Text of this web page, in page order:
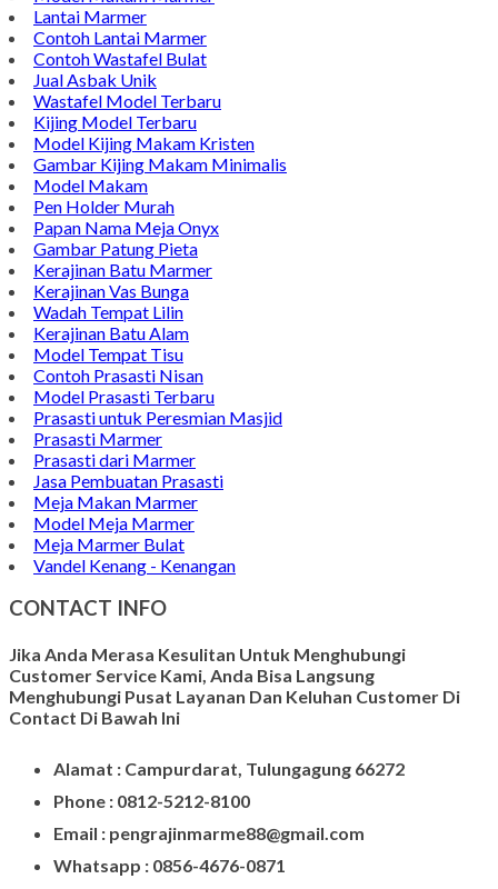
TENTANG KAMI
Bintang Antik Sejahtera merupakan situs online pengrajin
marmer yang tergabung dalam Group Bintang Antik
Sejahtera layanan yang terpercaya sejak tahun 2009 dan
terdapat lebih dari 50 orang pengrajin yang memiliki
keahlian tersendiri dibidang pengolahan marmer.
Kijing Makam
Kijing Marmer Bokoran
Model Makam Marmer
Lantai Marmer
Contoh Lantai Marmer
Contoh Wastafel Bulat
Jual Asbak Unik
Wastafel Model Terbaru
Kijing Model Terbaru
Model Kijing Makam Kristen
Gambar Kijing Makam Minimalis
Model Makam
Pen Holder Murah
Papan Nama Meja Onyx
Gambar Patung Pieta
Kerajinan Batu Marmer
Kerajinan Vas Bunga
Wadah Tempat Lilin
Kerajinan Batu Alam
Model Tempat Tisu
Model Prasasti Terbaru
Prasasti untuk Peresmian Masjid
Prasasti Marmer
Prasasti dari Marmer
Meja Makan Marmer
Meja Marmer Bulat
Vandel Kenang - Kenangan
CONTACT INFO